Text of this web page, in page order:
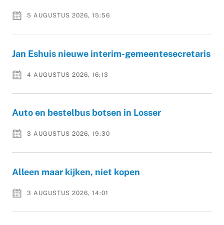
5 AUGUSTUS 2026, 15:56
Jan Eshuis nieuwe interim-gemeentesecretaris
4 AUGUSTUS 2026, 16:13
Auto en bestelbus botsen in Losser
3 AUGUSTUS 2026, 19:30
Alleen maar kijken, niet kopen
3 AUGUSTUS 2026, 14:01